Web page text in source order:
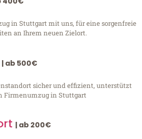
in Stuttgart mit uns, für eine sorgenfreie
an Ihrem neuen Zielort.
| ab 500€
sicher und effizient, unterstützt
Firmenumzug in Stuttgart
| ab 200€